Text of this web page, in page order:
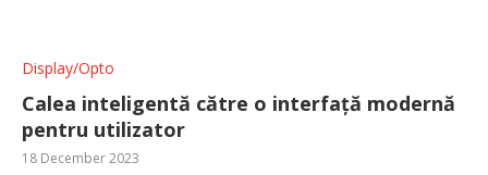
Display/Opto
Calea inteligentă către o interfață modernă
pentru utilizator
18 December 2023